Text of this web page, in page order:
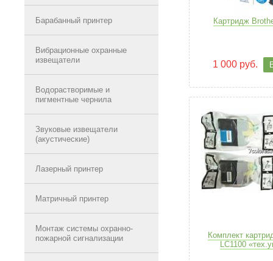
Барабанный принтер
Вибрационные охранные
извещатели
Водорастворимые и
пигментные чернила
Звуковые извещатели
(акустические)
Лазерный принтер
Матричный принтер
Монтаж системы охранно-
пожарной сигнализации
Картридж
1 000 руб.
Комплект
LC1100